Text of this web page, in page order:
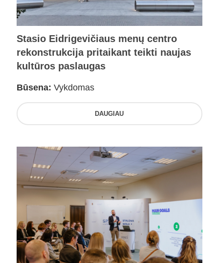
Stasio Eidrigevičiaus menų centro
rekonstrukcija pritaikant teikti naujas
kultūros paslaugas
Būsena: Vykdomas
DAUGIAU